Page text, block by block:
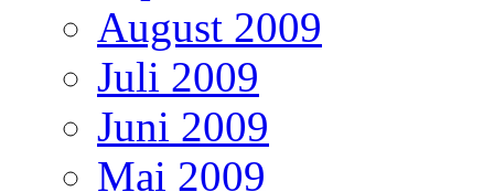
August 2009
Juli 2009
Juni 2009
Mai 2009